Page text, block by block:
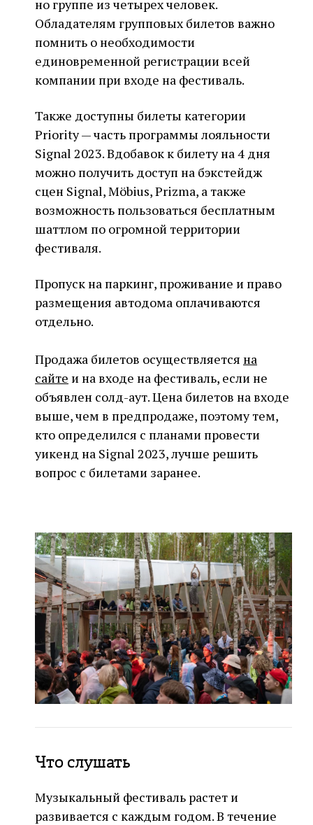
но группе из четырех человек.
Обладателям групповых билетов важно
помнить о необходимости
единовременной регистрации всей
компании при входе на фестиваль.
Также доступны билеты категории
Priority — часть программы лояльности
Signal 2023. Вдобавок к билету на 4 дня
можно получить доступ на бэкстейдж
сцен Signal, Möbius, Prizma, а также
возможность пользоваться бесплатным
шаттлом по огромной территории
фестиваля.
Пропуск на паркинг, проживание и право
размещения автодома оплачиваются
отдельно.
Продажа билетов осуществляется на
сайте и на входе на фестиваль, если не
объявлен солд-аут. Цена билетов на входе
выше, чем в предпродаже, поэтому тем,
кто определился с планами провести
уикенд на Signal 2023, лучше решить
вопрос с билетами заранее.
Что слушать
Музыкальный фестиваль растет и
развивается с каждым годом. В течение